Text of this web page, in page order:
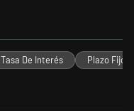
Tasa De Interés Plazo Fijo